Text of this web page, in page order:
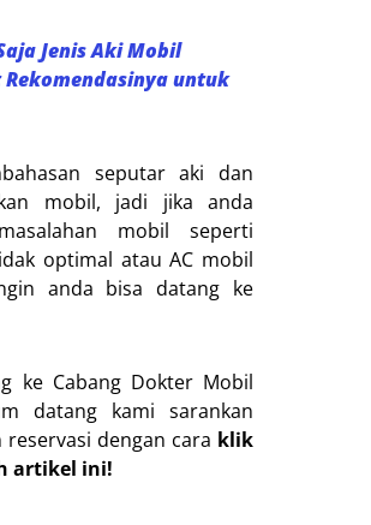
Jenis Aki Mobil
untuk
seputar aki dan
mobil, jadi jika anda
mobil seperti
optimal atau AC mobil
anda bisa datang ke
ke Cabang Dokter Mobil
datang kami sarankan
dengan cara klik
artikel ini!